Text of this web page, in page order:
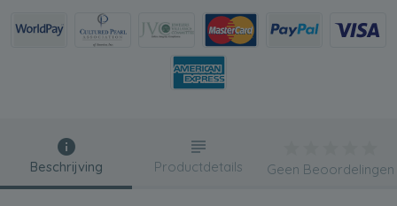
Beschrijving Productdetails Geen Beoordelingen